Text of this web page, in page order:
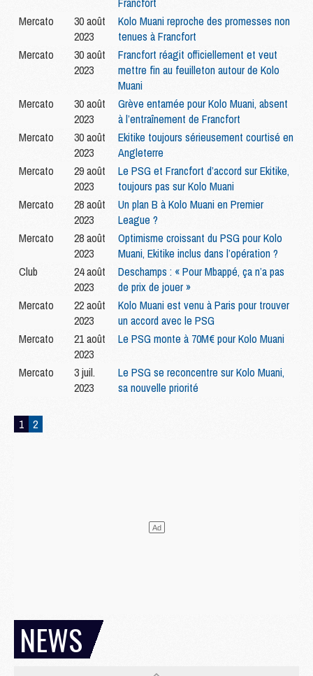
Mercato
30 août
2023
Kolo Muani reproche des promesses non
tenues à Francfort
Mercato
30 août
2023
Francfort réagit officiellement et veut
mettre fin au feuilleton autour de Kolo
Muani
Mercato
30 août
2023
Grève entamée pour Kolo Muani, absent
à l’entraînement de Francfort
Mercato
30 août
2023
Ekitike toujours sérieusement courtisé en
Angleterre
Mercato
29 août
2023
Le PSG et Francfort d’accord sur Ekitike,
toujours pas sur Kolo Muani
Mercato
28 août
2023
Un plan B à Kolo Muani en Premier
League ?
Mercato
28 août
2023
Optimisme croissant du PSG pour Kolo
Muani, Ekitike inclus dans l’opération ?
Club
24 août
2023
Deschamps : « Pour Mbappé, ça n’a pas
de prix de jouer »
Mercato
22 août
2023
Kolo Muani est venu à Paris pour trouver
un accord avec le PSG
Mercato
21 août
2023
Le PSG monte à 70M€ pour Kolo Muani
Mercato
3 juil.
2023
Le PSG se reconcentre sur Kolo Muani,
sa nouvelle priorité
1 2
NEWS